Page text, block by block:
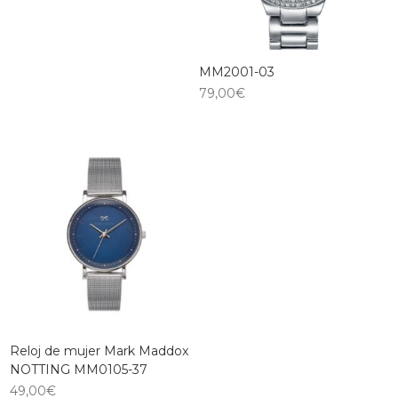
MM2001-03
79,00€
Reloj de mujer Mark Maddox
NOTTING MM0105-37
49,00€